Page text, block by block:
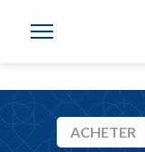
ACHETER